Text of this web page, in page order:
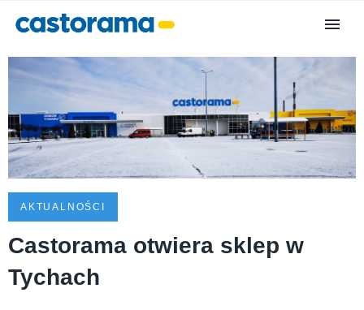
AKTUALNOŚCI
Castorama otwiera sklep w
Tychach